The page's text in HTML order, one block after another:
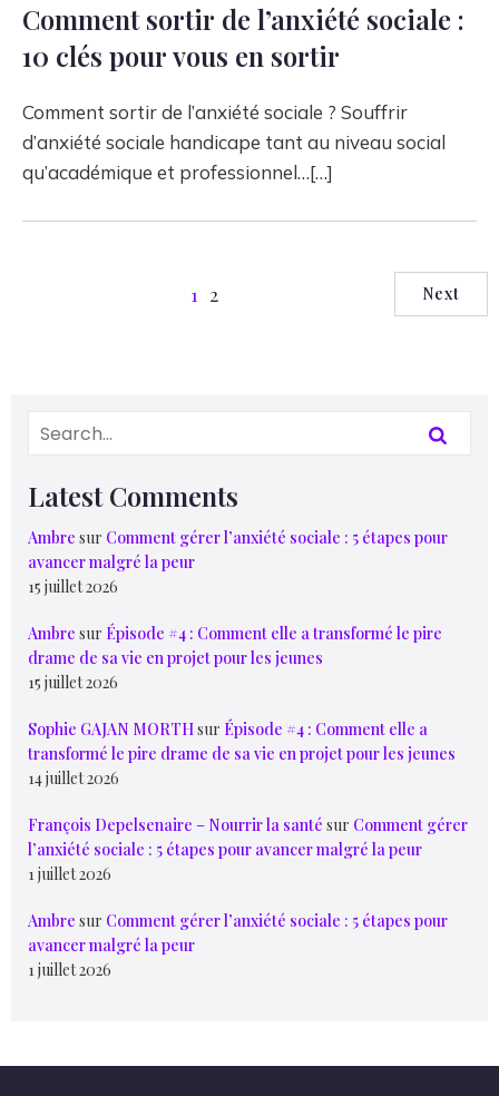
Comment sortir de l’anxiété sociale :
10 clés pour vous en sortir
Comment sortir de l’anxiété sociale ? Souffrir
d’anxiété sociale handicape tant au niveau social
qu’académique et professionnel…[…]
1 2 Next
Latest Comments
Ambre sur Comment gérer l’anxiété sociale : 5 étapes pour
avancer malgré la peur
15 juillet 2026
Ambre sur Épisode #4 : Comment elle a transformé le pire
drame de sa vie en projet pour les jeunes
15 juillet 2026
Sophie GAJAN MORTHsur Épisode #4 : Comment elle a
transformé le pire drame de sa vie en projet pour les jeunes
14 juillet 2026
François Depelsenaire – Nourrir la santé sur Comment gérer
l’anxiété sociale : 5 étapes pour avancer malgré la peur
1 juillet 2026
Ambre sur Comment gérer l’anxiété sociale : 5 étapes pour
avancer malgré la peur
1 juillet 2026